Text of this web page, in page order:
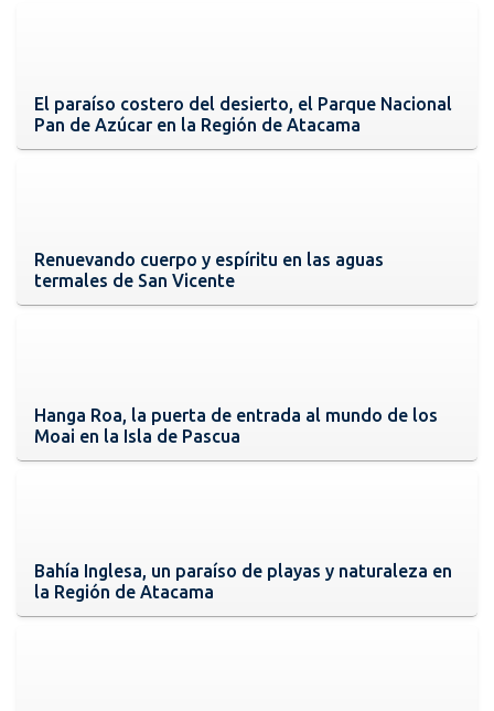
El paraíso costero del desierto, el Parque Nacional
Pan de Azúcar en la Región de Atacama
Renuevando cuerpo y espíritu en las aguas
termales de San Vicente
Hanga Roa, la puerta de entrada al mundo de los
Moai en la Isla de Pascua
Bahía Inglesa, un paraíso de playas y naturaleza en
la Región de Atacama